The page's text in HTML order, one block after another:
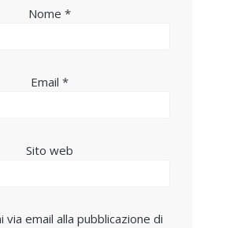
Nome *
Email *
Sito web
via email alla pubblicazione di